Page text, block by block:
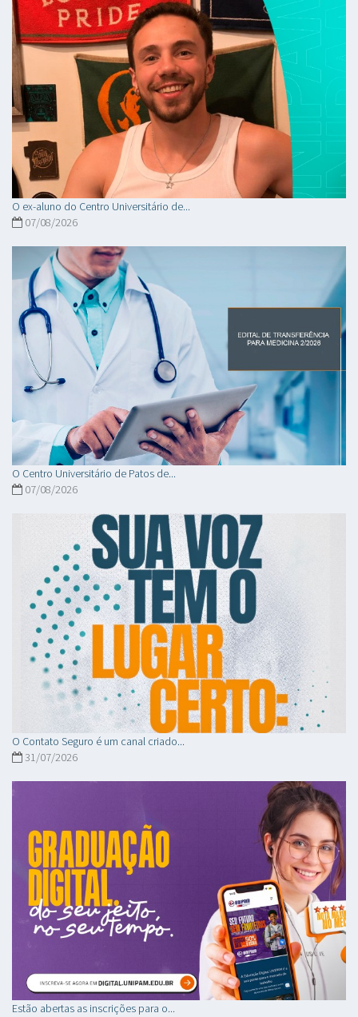
O ex-aluno do Centro Universitário de...
07/08/2026
O Centro Universitário de Patos de...
07/08/2026
O Contato Seguro é um canal criado...
31/07/2026
Estão abertas as inscrições para o...